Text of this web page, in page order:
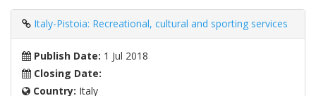
Italy-Pistoia: Recreational, cultural and sporting services
Publish Date: 1 Jul 2018
Closing Date:
Country: Italy